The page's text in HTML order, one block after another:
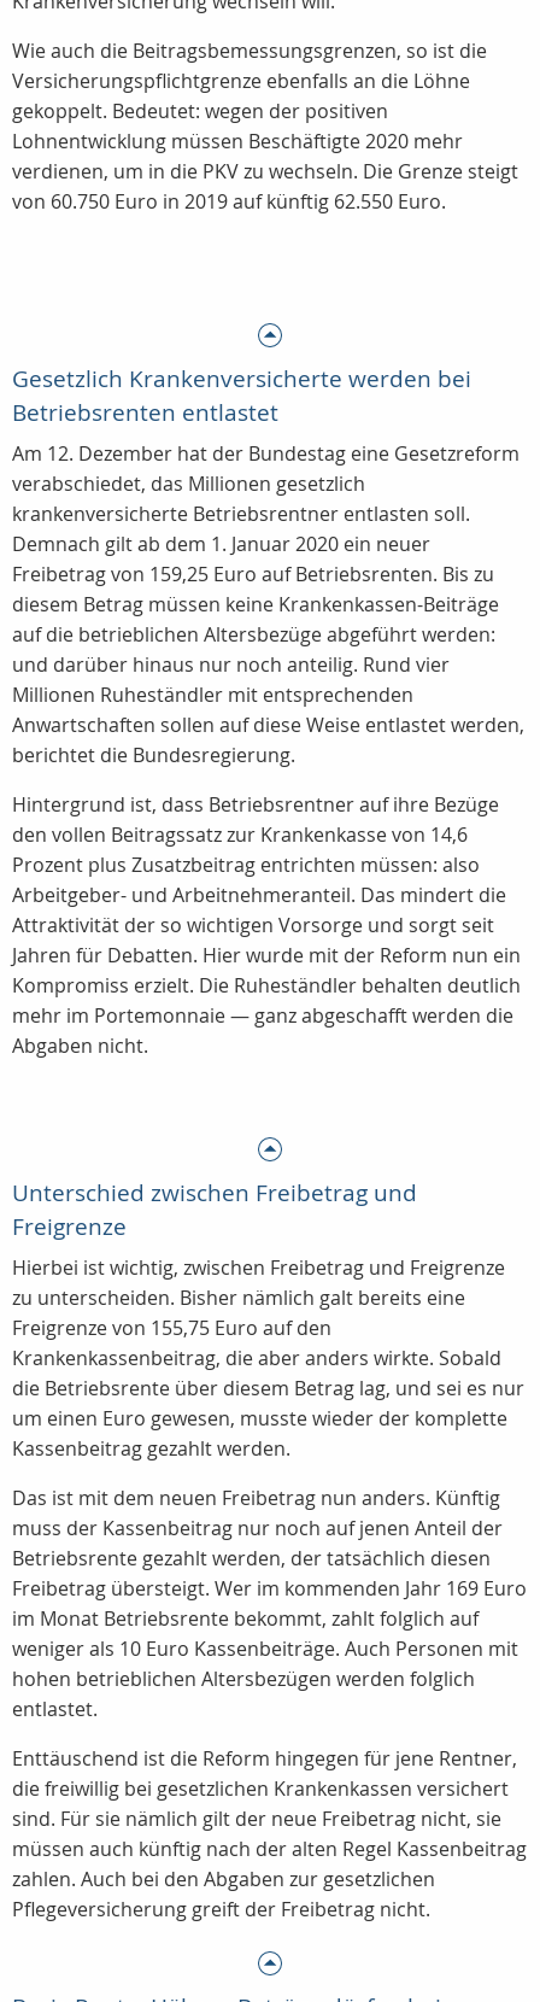
Wie auch die Beitragsbemessungsgrenzen, so ist die
Versicherungspflichtgrenze ebenfalls an die Löhne
gekoppelt. Bedeutet: wegen der positiven
Lohnentwicklung müssen Beschäftigte 2020 mehr
verdienen, um in die PKV zu wechseln. Die Grenze steigt
von 60.750 Euro in 2019 auf künftig 62.550 Euro.
Gesetzlich Krankenversicherte werden bei
Betriebsrenten entlastet
Am 12. Dezember hat der Bundestag eine Gesetzreform
verabschiedet, das Millionen gesetzlich
krankenversicherte Betriebsrentner entlasten soll.
Demnach gilt ab dem 1. Januar 2020 ein neuer
Freibetrag von 159,25 Euro auf Betriebsrenten. Bis zu
diesem Betrag müssen keine Krankenkassen-Beiträge
auf die betrieblichen Altersbezüge abgeführt werden:
und darüber hinaus nur noch anteilig. Rund vier
Millionen Ruheständler mit entsprechenden
Anwartschaften sollen auf diese Weise entlastet werden,
berichtet die Bundesregierung.
Hintergrund ist, dass Betriebsrentner auf ihre Bezüge
den vollen Beitragssatz zur Krankenkasse von 14,6
Prozent plus Zusatzbeitrag entrichten müssen: also
Arbeitgeber- und Arbeitnehmeranteil. Das mindert die
Attraktivität der so wichtigen Vorsorge und sorgt seit
Jahren für Debatten. Hier wurde mit der Reform nun ein
Kompromiss erzielt. Die Ruheständler behalten deutlich
mehr im Portemonnaie — ganz abgeschafft werden die
Abgaben nicht.
Unterschied zwischen Freibetrag und
Freigrenze
Hierbei ist wichtig, zwischen Freibetrag und Freigrenze
zu unterscheiden. Bisher nämlich galt bereits eine
Freigrenze von 155,75 Euro auf den
Krankenkassenbeitrag, die aber anders wirkte. Sobald
die Betriebsrente über diesem Betrag lag, und sei es nur
um einen Euro gewesen, musste wieder der komplette
Kassenbeitrag gezahlt werden.
Das ist mit dem neuen Freibetrag nun anders. Künftig
muss der Kassenbeitrag nur noch auf jenen Anteil der
Betriebsrente gezahlt werden, der tatsächlich diesen
Freibetrag übersteigt. Wer im kommenden Jahr 169 Euro
im Monat Betriebsrente bekommt, zahlt folglich auf
weniger als 10 Euro Kassenbeiträge. Auch Personen mit
hohen betrieblichen Altersbezügen werden folglich
entlastet.
Enttäuschend ist die Reform hingegen für jene Rentner,
die freiwillig bei gesetzlichen Krankenkassen versichert
sind. Für sie nämlich gilt der neue Freibetrag nicht, sie
müssen auch künftig nach der alten Regel Kassenbeitrag
zahlen. Auch bei den Abgaben zur gesetzlichen
Pflegeversicherung greift der Freibetrag nicht.